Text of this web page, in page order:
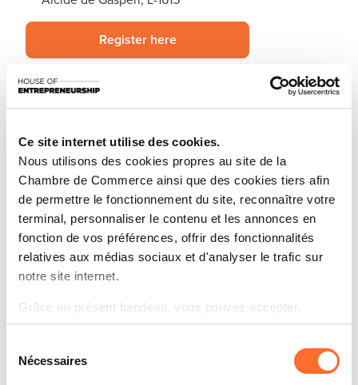
Ce site internet utilise des cookies.
Nous utilisons des cookies propres au site de la
Chambre de Commerce ainsi que des cookies tiers afin
de permettre le fonctionnement du site, reconnaître votre
terminal, personnaliser le contenu et les annonces en
fonction de vos préférences, offrir des fonctionnalités
relatives aux médias sociaux et d'analyser le trafic sur
notre site internet.
Grâce au présent bandeau, vous pouvez accepter,
refuser ou configurer les cookies selon vos préférences,
à l’exception des cookies strictement nécessaires au
fonctionnement du site. Une description des différents
Nécessaires
Register here
Stay informed about your favorite
news topics.
Subscribe to our newsletter
We are pleased to highlight theTranseo Summer Summit
2026
, a key European event dedicated to business transfer
and the entrepreneurial ecosystem.
This edition will bring together experts, advisors and key
trends, and discuss opportunities related to business transfer
and company growth across Europe.
The programme includes: